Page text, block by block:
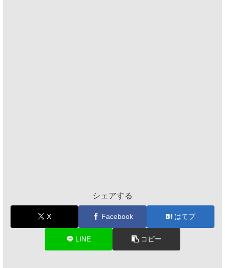
シェアする
X Facebook はてブ
LINE コピー